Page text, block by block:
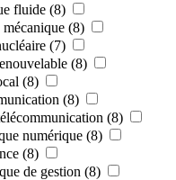
fluide (8)
(8)
(7)
(8)
(8)
(8)
(8)
numérique (8)
(8)
de gestion (8)